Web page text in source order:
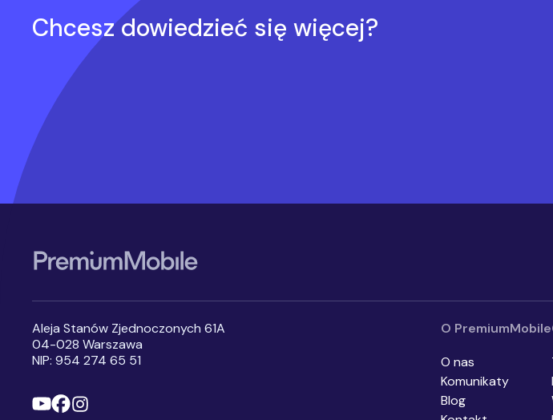
Chcesz dowiedzieć się więcej?
Aleja Stanów Zjednoczonych 61A
04-028 Warszawa
NIP: 954 274 65 51
O PremiumMobile
O nas
Komunikaty
Blog